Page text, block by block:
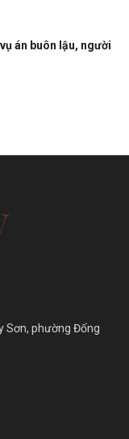
án buôn lậu, người
Sơn, phường Đống